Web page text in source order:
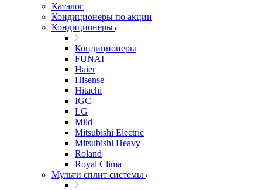
Каталог
Кондиционеры по акции
Кондиционеры
Кондиционеры
FUNAI
Haier
Hisense
Hitachi
IGC
LG
Mild
Mitsubishi Electric
Mitsubishi Heavy
Roland
Royal Clima
Мульти сплит системы